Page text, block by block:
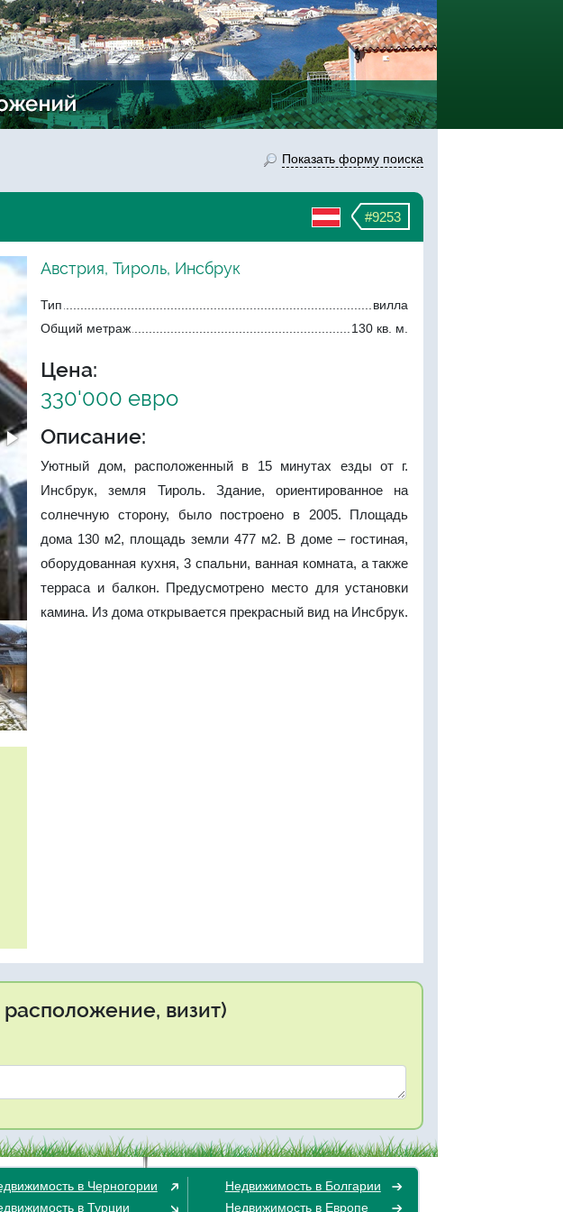
Показать форму поиска
#9253
Австрия, Тироль, Инсбрук
Тип
вилла
Общий метраж
130 кв. м.
Цена:
330'000 евро
Описание:
Уютный дом, расположенный в 15 минутах езды от г.
Инсбрук, земля Тироль. Здание, ориентированное на
солнечную сторону, было построено в 2005. Площадь
дома 130 м2, площадь земли 477 м2. В доме – гостиная,
оборудованная кухня, 3 спальни, ванная комната, а также
терраса и балкон. Предусмотрено место для установки
камина. Из дома открывается прекрасный вид на Инсбрук.
визит)
в Черногории
в Турции
Недвижимость в Болгарии
Недвижимость в Европе